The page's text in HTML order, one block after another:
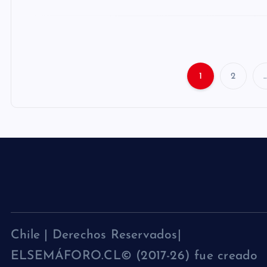
1 2
Chile | Derechos Reservados|
ELSEMÁFORO.CL© (2017-26) fue creado